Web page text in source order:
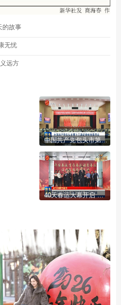
的故事
无忧
远方
中国共产党包头市第十三届纪律检查委员会第六次全体会议公报
40天春运大幕开启 多部门齐发力 护航平安旅途